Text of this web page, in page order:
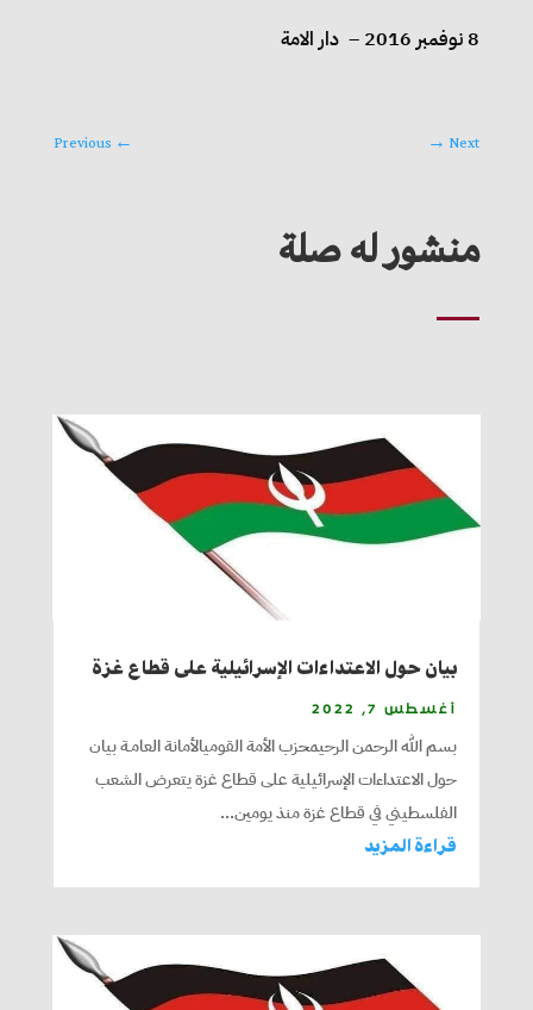
8 نوفمبر 2016 – دار الامة
←
Previous Next
→
منشور له صلة
بيان حول الاعتداءات الإسرائيلية على قطاع غزة
أغسطس 7, 2022
بسم الله الرحمن الرحيمحزب الأمة القوميالأمانة العامـة بيان
حول الاعتداءات الإسرائيلية على قطاع غزة يتعرض الشعب
الفلسطيني في قطاع غزة منذ يومين...
قراءة المزيد